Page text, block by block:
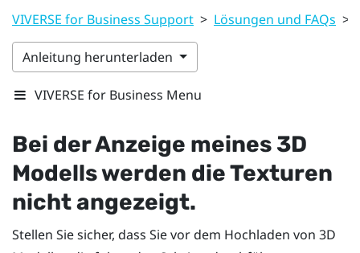
VIVERSE for Business Support > Lösungen und FAQs >
Anleitung herunterladen
VIVERSE for Business Menu
Bei der Anzeige meines 3D
Modells werden die Texturen
nicht angezeigt.
Stellen Sie sicher, dass Sie vor dem Hochladen von 3D